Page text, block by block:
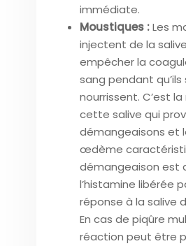
immédiate.
Moustiques :Les
injectent de la
empêcher la
sang pendant qu’ils
nourrissent. C’est
cette salive qui
démangeaisons et
œdème
démangeaison est
l’histamine libérée
réponse à la salive
En cas de piqûre
réaction peut être